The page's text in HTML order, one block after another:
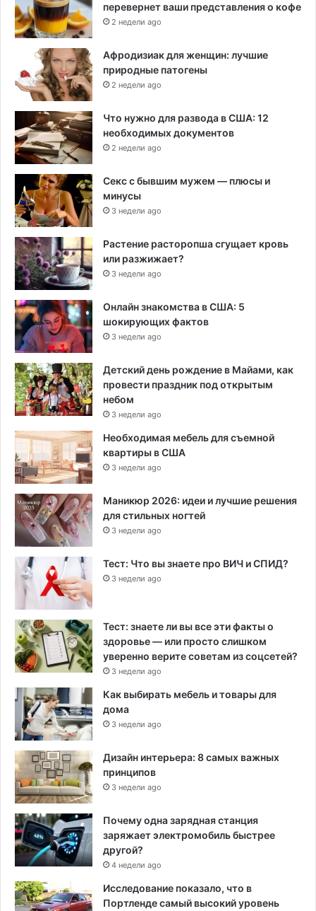
перевернет ваши представления о кофе
2 недели ago
Афродизиак для женщин: лучшие
природные патогены
2 недели ago
Что нужно для развода в США: 12
необходимых документов
2 недели ago
Секс с бывшим мужем — плюсы и
минусы
3 недели ago
Растение расторопша сгущает кровь
или разжижает?
3 недели ago
Онлайн знакомства в США: 5
шокирующих фактов
3 недели ago
Детский день рождение в Майами, как
провести праздник под открытым
небом
3 недели ago
Необходимая мебель для съемной
квартиры в США
3 недели ago
Маникюр 2026: идеи и лучшие решения
для стильных ногтей
3 недели ago
Тест: Что вы знаете про ВИЧ и СПИД?
3 недели ago
Тест: знаете ли вы все эти факты о
здоровье — или просто слишком
уверенно верите советам из соцсетей?
3 недели ago
Как выбирать мебель и товары для
дома
3 недели ago
Дизайн интерьера: 8 самых важных
принципов
3 недели ago
Почему одна зарядная станция
заряжает электромобиль быстрее
другой?
4 недели ago
Исследование показало, что в
Портленде самый высокий уровень